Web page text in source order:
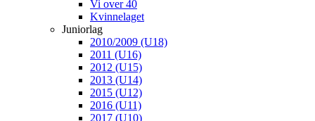
Vi over 40
Kvinnelaget
Juniorlag
2010/2009 (U18)
2011 (U16)
2012 (U15)
2013 (U14)
2015 (U12)
2016 (U11)
2017 (U10)